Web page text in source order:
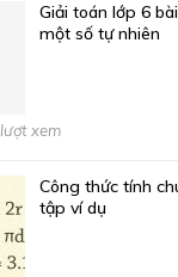
Giải toán lớp 6
một số tự nhiên
lượt xem
Công thức tính
tập ví dụ